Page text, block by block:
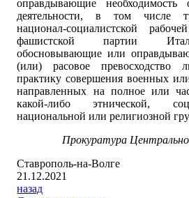
оправдывающие необходимость
деятельности, в том числе
национал-социалистской
фашистской партии
обосновывающие или
(или) расовое превосходство
практику совершения военных
направленных на полное или
какой-либо этнической,
национальной или религиозной
Прокуратура
Ставрополь-на-Волге
21.12.2021
назад